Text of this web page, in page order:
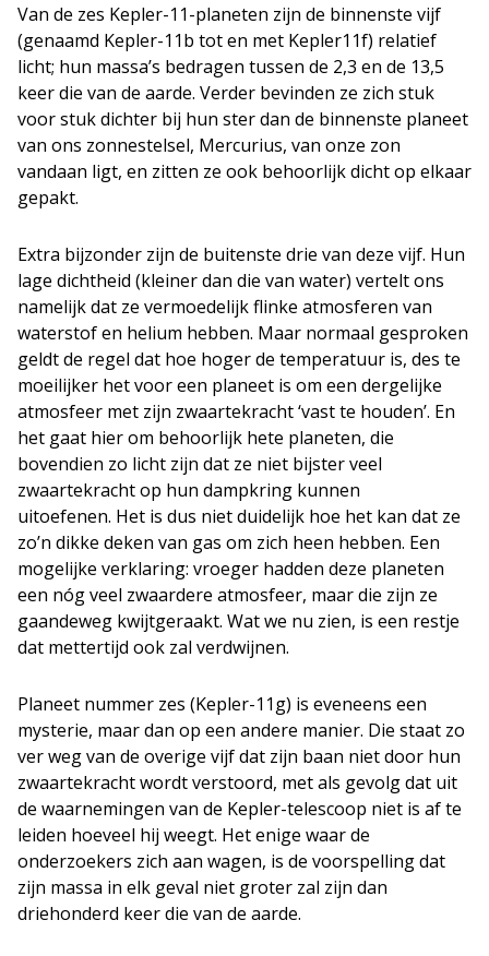
Van de zes Kepler-11-planeten zijn de binnenste vijf
(genaamd Kepler-11b tot en met Kepler11f) relatief
licht; hun massa’s bedragen tussen de 2,3 en de 13,5
keer die van de aarde. Verder bevinden ze zich stuk
voor stuk dichter bij hun ster dan de binnenste planeet
van ons zonnestelsel, Mercurius, van onze zon
vandaan ligt, en zitten ze ook behoorlijk dicht op elkaar
gepakt.
Extra bijzonder zijn de buitenste drie van deze vijf. Hun
lage dichtheid (kleiner dan die van water) vertelt ons
namelijk dat ze vermoedelijk flinke atmosferen van
waterstof en helium hebben. Maar normaal gesproken
geldt de regel dat hoe hoger de temperatuur is, des te
moeilijker het voor een planeet is om een dergelijke
atmosfeer met zijn zwaartekracht ‘vast te houden’. En
het gaat hier om behoorlijk hete planeten, die
bovendien zo licht zijn dat ze niet bijster veel
zwaartekracht op hun dampkring kunnen
uitoefenen. Het is dus niet duidelijk hoe het kan dat ze
zo’n dikke deken van gas om zich heen hebben. Een
mogelijke verklaring: vroeger hadden deze planeten
een nóg veel zwaardere atmosfeer, maar die zijn ze
gaandeweg kwijtgeraakt. Wat we nu zien, is een restje
dat mettertijd ook zal verdwijnen.
Planeet nummer zes (Kepler-11g) is eveneens een
mysterie, maar dan op een andere manier. Die staat zo
ver weg van de overige vijf dat zijn baan niet door hun
zwaartekracht wordt verstoord, met als gevolg dat uit
de waarnemingen van de Kepler-telescoop niet is af te
leiden hoeveel hij weegt. Het enige waar de
onderzoekers zich aan wagen, is de voorspelling dat
zijn massa in elk geval niet groter zal zijn dan
driehonderd keer die van de aarde.